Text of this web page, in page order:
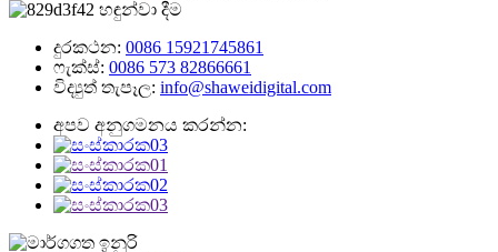
දුරකථන: 0086 15921745861
ෆැක්ස්: 0086 573 82866661
විද්‍යුත් තැපෑල: info@shaweidigital.com
අපව අනුගමනය කරන්න: